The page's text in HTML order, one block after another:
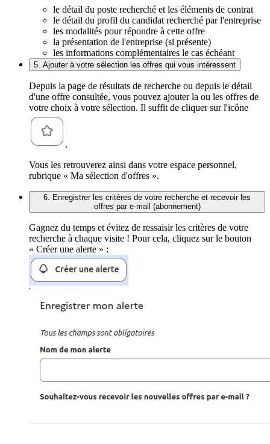
le détail du poste recherché et les éléments de contrat
le détail du profil du candidat recherché par l'entreprise
les modalités pour répondre à cette offre
la présentation de l'entreprise (si présente)
les informations complémentaires le cas échéant
5. Ajouter à votre sélection les offres qui vous intéressent
Depuis la page de résultats de recherche ou depuis le détail
d'une offre consultée, vous pouvez ajouter la ou les offres de
votre choix à votre sélection. Il suffit de cliquer sur l'icône
.
Vous les retrouverez ainsi dans votre espace personnel,
rubrique « Ma sélection d'offres ».
6. Enregistrer les critères de votre recherche et recevoir les
offres par e-mail (abonnement)
Gagnez du temps et évitez de ressaisir les critères de votre
recherche à chaque visite ! Pour cela, cliquez sur le bouton
« Créer une alerte » :